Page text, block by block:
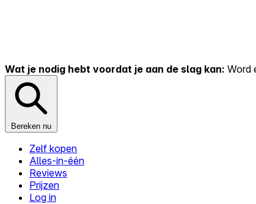
Wat je nodig hebt voordat je aan de slag kan: Word
Bereken nu
Zelf kopen
Alles-in-één
Reviews
Prijzen
Log in